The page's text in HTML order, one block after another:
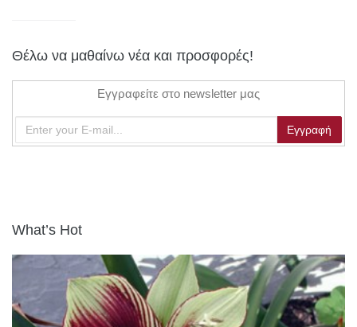
Θέλω να μαθαίνω νέα και προσφορές!
Εγγραφείτε στο newsletter μας
What’s Hot